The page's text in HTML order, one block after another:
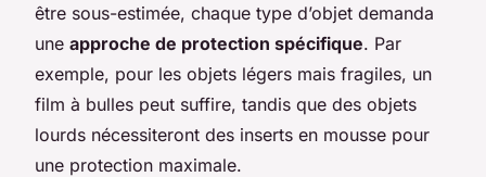
être sous-estimée, chaque type d’objet demanda
une approche de protection spécifique. Par
exemple, pour les objets légers mais fragiles, un
film à bulles peut suffire, tandis que des objets
lourds nécessiteront des inserts en mousse pour
une protection maximale.